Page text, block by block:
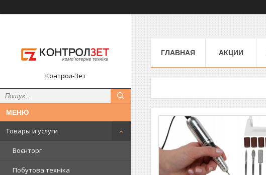
Контрол-Зет
Товары и услуги
Воєнторг
Побутова техніка
ГЛАВНАЯ АКЦИИ